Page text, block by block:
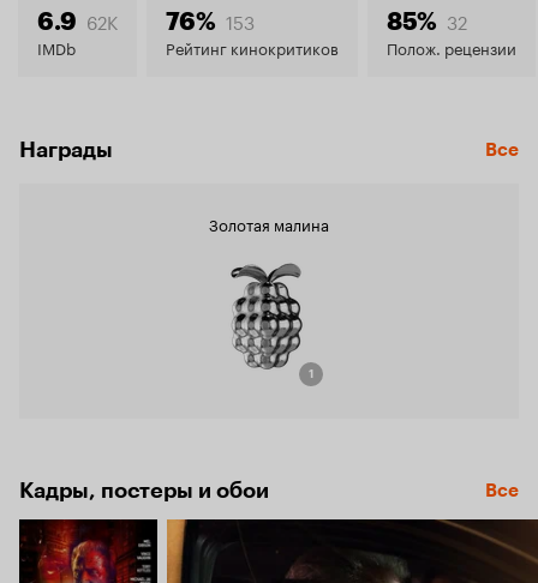
7.0
6.9 62K
IMDb
76% 153
Рейтинг кинокритиков
85% 32
Полож. рецензии
Награды Все
Золотая малина
1
Кадры, постеры и обои Все